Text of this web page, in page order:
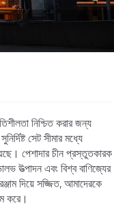
নিশ্চিত করার জন্য
সেট সীমার মধ্যে
পেশাদার চীন প্রস্তুতকারক
উত্পাদন এবং বিশ্ব বাণিজ্যের
দিয়ে সজ্জিত, আমাদেরকে
করে।